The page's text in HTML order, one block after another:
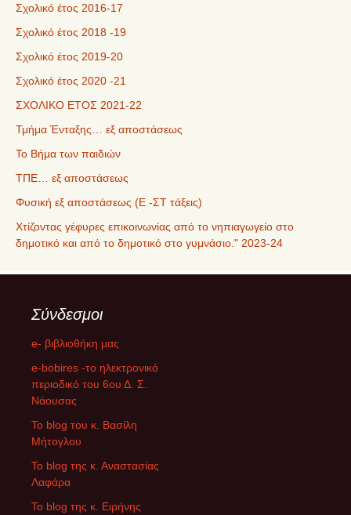
Σχολικό έτος 2016-17
Σχολικό έτος 2018 -19
Σχολικό έτος 2019-20
Σχολικό έτος 2020 -21
ΣΧΟΛΙΚΟ ΕΤΟΣ 2021-22
Τμήμα Ένταξης… εξ αποστάσεως
Το Βήμα των παιδιών
ΤΠΕ… εξ αποστάσεως
Φυσική εξ αποστάσεως (Ε -ΣΤ τάξεις)
Χτίζοντας γέφυρες επικοινωνίας από το νηπιαγωγείο στο
δημοτικό και από το δημοτικό στο γυμνάσιο." 2023-24
Σύνδεσμοι
e- βιβλιοθήκη μας
e-bobires -το ηλεκτρονικό
περιοδικό του 6ου Δ. Σ.
Νάουσας
To blog του κ. Βασίλη
Μήτογλου
Το blog της κ. Αναστασίας
Λαφάρα
Το blog της κ. Ειρήνης